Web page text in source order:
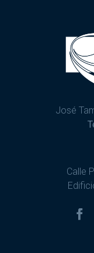
José
Calle